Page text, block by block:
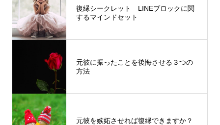
復縁シークレット LINEブロックに関
するマインドセット
元彼に振ったことを後悔させる３つの
方法
元彼を嫉妬させれば復縁できますか？